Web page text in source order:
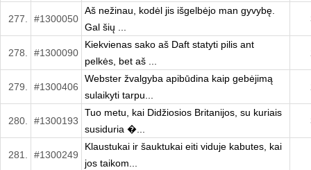
277. #1300050
Aš nežinau, kodėl jis išgelbėjo man gyvybę.
Gal šių ...
278. #1300090
Kiekvienas sako aš Daft statyti pilis ant
pelkės, bet aš ...
279. #1300406
Webster žvalgyba apibūdina kaip gebėjimą
sulaikyti tarpu...
280. #1300193
Tuo metu, kai Didžiosios Britanijos, su kuriais
susiduria �...
281. #1300249
Klaustukai ir šauktukai eiti viduje kabutes, kai
jos taikom...